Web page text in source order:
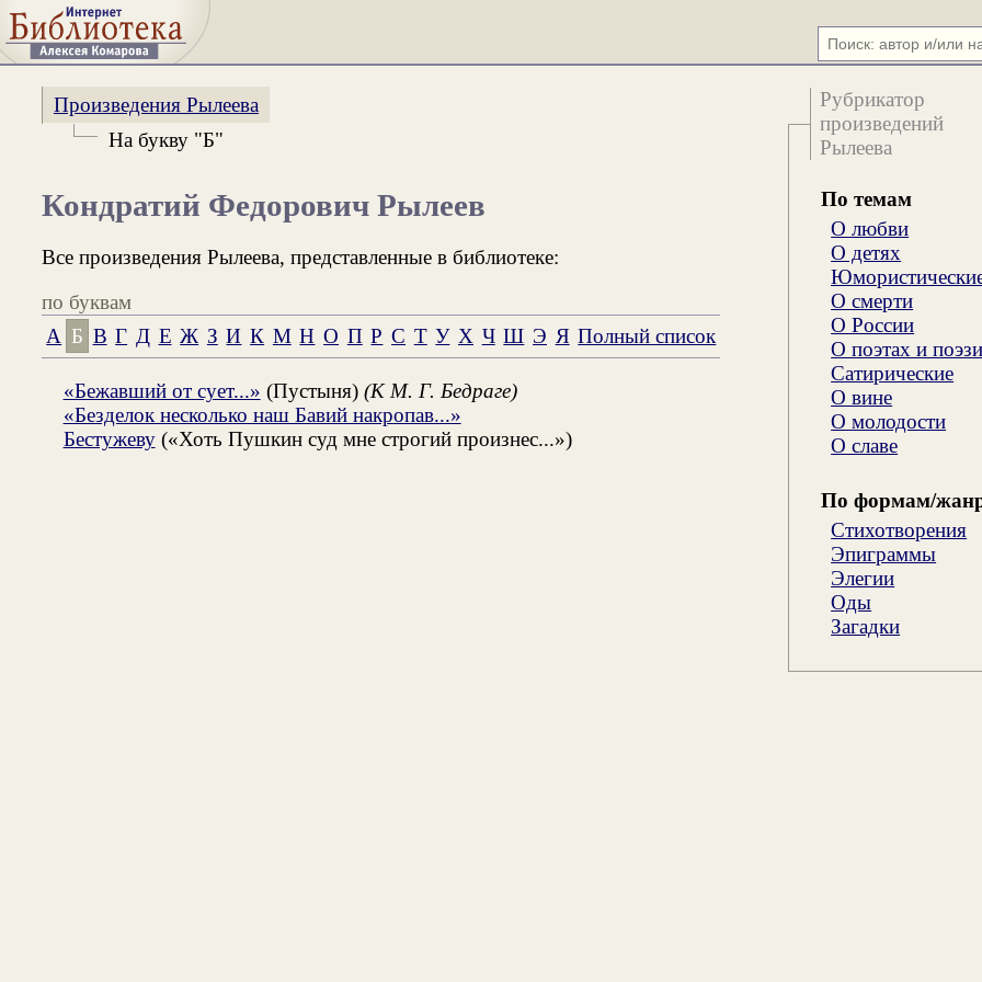
Рубрикатор
произведений
Рылеева
По темам
О любви
О детях
О смерти
О России
О поэтах и
Сатирические
О вине
О молодости
О славе
По формам/
Стихотворения
Эпиграммы
Элегии
Оды
Загадки
Произведения Рылеева
На букву "Б"
Кондратий Федорович Рылеев
Все произведения Рылеева, представленные в библиотеке:
по буквам
А Б В Г Д Е Ж З И К М Н О П Р С Т У Х Ч Ш Э Я Полный список
«Бежавший от сует...» (Пустыня) (К М. Г. Бедраге)
«Безделок несколько наш Бавий накропав...»
Бестужеву(«Хоть Пушкин суд мне строгий произнес...»)